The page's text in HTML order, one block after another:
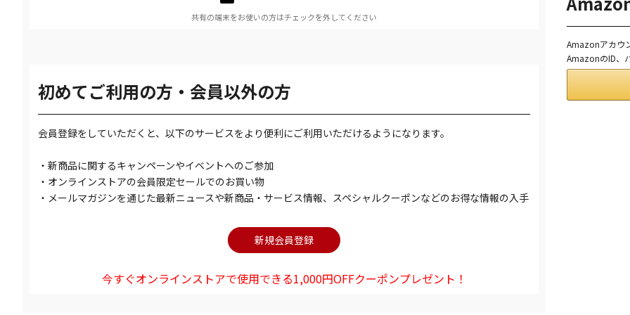
共有の端末をお使いの方はチェックを外してください
初めてご利用の方・会員以外の方
会員登録をしていただくと、以下のサービスをより便利にご利用いただけるようになります。
・新商品に関するキャンペーンやイベントへのご参加
・オンラインストアの会員限定セールでのお買い物
・メールマガジンを通じた最新ニュースや新商品・サービス情報、スペシャルクーポンなどのお得な情報の入手
今すぐオンラインストアで使用できる1,000円OFFクーポンプレゼント！
Amazonアカウ
AmazonのID、